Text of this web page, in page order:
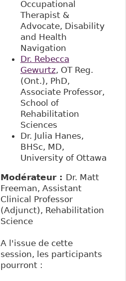
Occupational
Therapist &
Advocate, Disability
and Health
Navigation
Dr. Rebecca
Gewurtz, OT Reg.
(Ont.), PhD,
Associate Professor,
School of
Rehabilitation
Sciences
Dr. Julia Hanes,
BHSc, MD,
University of Ottawa
Modérateur : Dr. Matt
Freeman, Assistant
Clinical Professor
(Adjunct), Rehabilitation
Science
A l'issue de cette
session, les participants
pourront :